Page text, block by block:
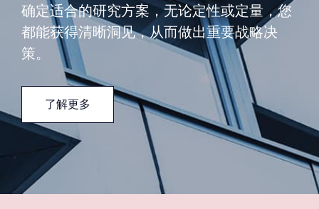
确定适合的研究方案，无论定性或定量，您
都能获得清晰洞见，从而做出重要战略决
策。
了解更多